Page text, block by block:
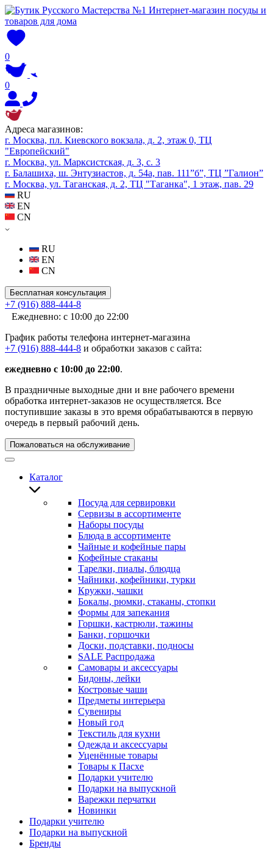
0
0
Адреса магазинов:
г. Москва, пл. Киевского вокзала, д. 2, этаж 0, ТЦ
"Европейский"
г. Москва, ул. Марксистская, д. 3, с. 3
г. Балашиха, ш. Энтузиастов, д. 54а, пав. 111”б”, ТЦ ”Галион”
г. Москва, ул. Таганская, д. 2, ТЦ "Таганка", 1 этаж, пав. 29
RU
EN
CN
RU
EN
CN
Бесплатная консультация
+7 (916) 888-444-8
Ежедневно: с 10:00 до 22:00
График работы телефона интернет-магазина
+7 (916) 888-444-8 и обработки заказов с сайта:
ежедневно с 10:00 до 22:00.
В праздничные выходные дни и вне рабочего времени
обработка интернет-заказов не осуществляется. Все
поступившие заказы в это время обрабатываются в первую
очередь в первый рабочий день.
Пожаловаться на обслуживание
Каталог
Посуда для сервировки
Сервизы в ассортименте
Наборы посуды
Блюда в ассортименте
Чайные и кофейные пары
Кофейные стаканы
Тарелки, пиалы, блюдца
Чайники, кофейники, турки
Кружки, чашки
Бокалы, рюмки, стаканы, стопки
Формы для запекания
Горшки, кастрюли, тажины
Банки, горшочки
Доски, подставки, подносы
SALE Распродажа
Самовары и аксессуары
Бидоны, лейки
Костровые чаши
Предметы интерьера
Сувениры
Новый год
Текстиль для кухни
Одежда и аксессуары
Уценённые товары
Товары к Пасхе
Подарки учителю
Подарки на выпускной
Варежки перчатки
Новинки
Подарки учителю
Подарки на выпускной
Бренды